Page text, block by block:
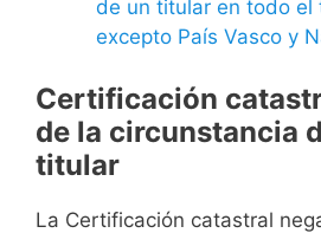
de un titular en todo el
excepto País Vasco y
Certificación
de la circunstancia
titular
La Certificación catastral